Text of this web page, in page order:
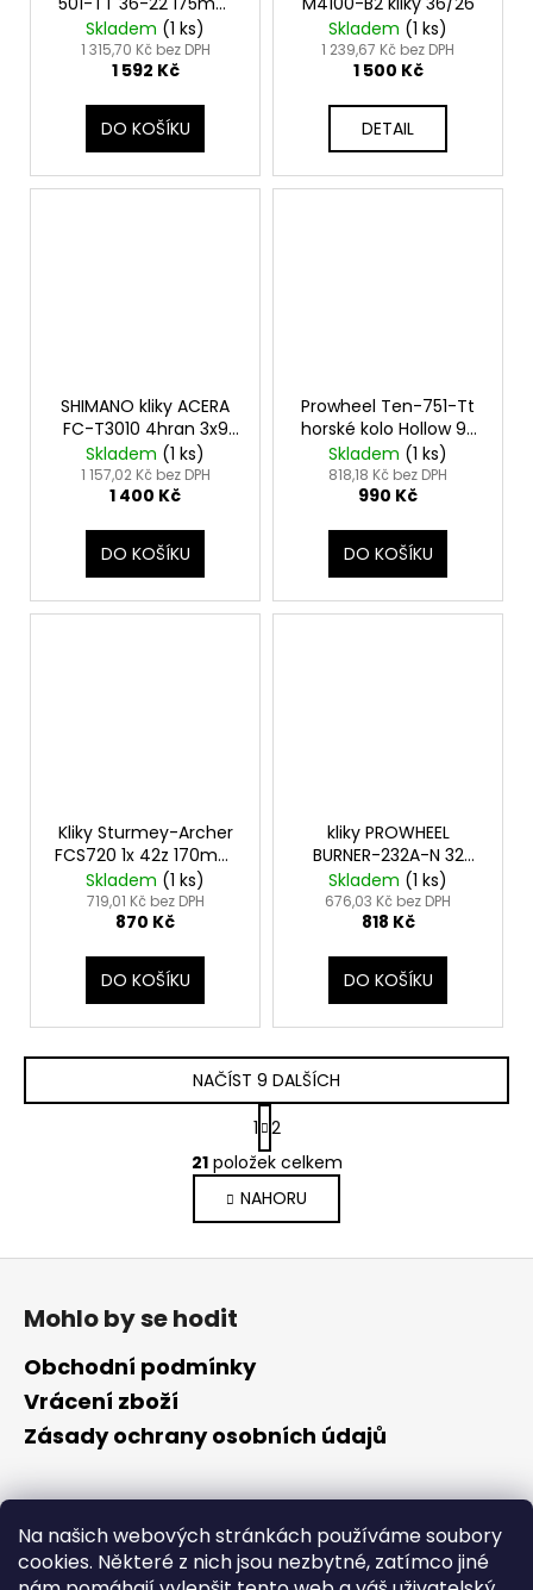
Na našich webových stránkách používáme soubory
cookies. Některé z nich jsou nezbytné, zatímco jiné
BB 9sp
Skladem (1 ks)
1 315,70 Kč bez DPH
1 592 Kč
DO KOŠÍKU
Skladem (1 ks)
1 239,67 Kč bez DPH
1 500 Kč
DETAIL
SHIMANO kliky ACERA
FC-T3010 4hran 3x9
175 mm 48x36x26z
černé s krytem
Skladem (1 ks)
1 157,02 Kč bez DPH
1 400 Kč
DO KOŠÍKU
Prowheel Ten-751-Tt
horské kolo Hollow 9s
26 36 48t kliky
Skladem (1 ks)
818,18 Kč bez DPH
990 Kč
DO KOŠÍKU
Kliky Sturmey-Archer
FCS720 1x 42z 170mm
stříbrné bez krytu
Skladem (1 ks)
719,01 Kč bez DPH
870 Kč
DO KOŠÍKU
kliky PROWHEEL
BURNER-232A-N 32
165mm kryt černé
Skladem (1 ks)
676,03 Kč bez DPH
818 Kč
DO KOŠÍKU
O
v
l
á
d
k
v
p
i
NAČÍST 9 DALŠÍCH
S
t
r
á
n
k
1 2
21položek celkem
NAHORU
Z
Mohlo by se hodit
Obchodní podmínky
Vrácení zboží
Zásady ochrany osobních údajů
info @cyklotomek.cz